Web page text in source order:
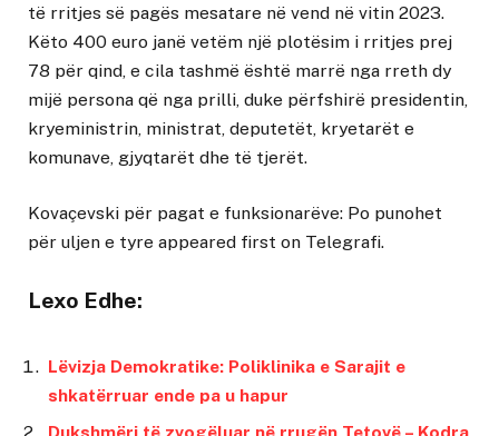
të rritjes së pagës mesatare në vend në vitin 2023.
Këto 400 euro janë vetëm një plotësim i rritjes prej
78 për qind, e cila tashmë është marrë nga rreth dy
mijë persona që nga prilli, duke përfshirë presidentin,
kryeministrin, ministrat, deputetët, kryetarët e
komunave, gjyqtarët dhe të tjerët.
Kovaçevski për pagat e funksionarëve: Po punohet
për uljen e tyre appeared first on Telegrafi.
Lexo Edhe:
Lëvizja Demokratike: Poliklinika e Sarajit e
shkatërruar ende pa u hapur